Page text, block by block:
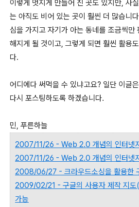
이렇게 멋지게 만들어 진 곳도 있지만, 사
는 아직도 비어 있는 곳이 훨씬 더 많습니
심을 가지고 자기가 아는 동네를 조금씩만
해지게 될 것이고, 그렇게 되면 훨씬 활용
다.
어디에다 써먹을 수 있냐고요? 일단 이글
다시 포스팅하도록 하겠습니다.
민, 푸른하늘
2007/11/26 - Web 2.0 개념의 인터넷
2007/11/26 - Web 2.0 개념의 인터넷
2008/06/27 - 크라우드소싱을 활용한
2009/02/21 - 구글의 사용자 제작 지
가능